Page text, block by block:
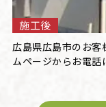
施工後
広島県広島市のお
ムページからお電話